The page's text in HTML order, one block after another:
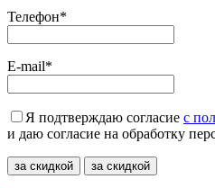
Телефон*
E-mail*
Я подтверждаю согласие с
и даю согласие на обработку